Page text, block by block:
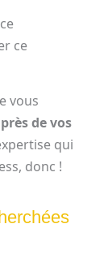
ce
vous
de vos
qui
donc !